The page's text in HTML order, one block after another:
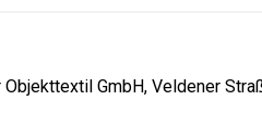
GmbH, Veldener